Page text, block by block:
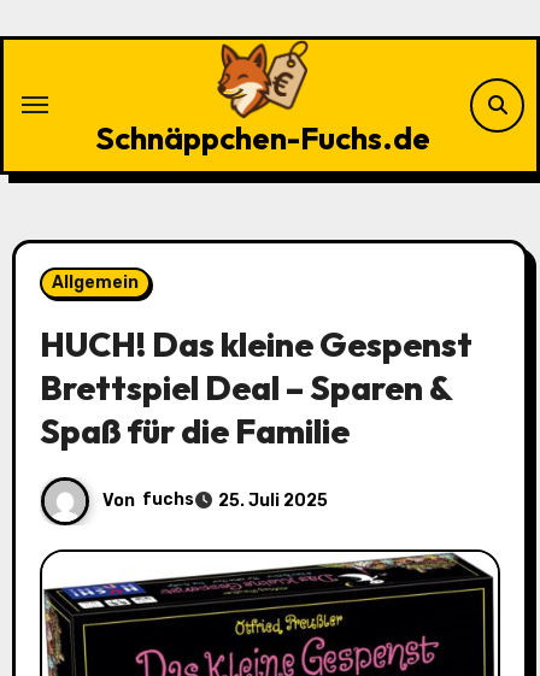
Schnäppchen-Fuchs.de
Allgemein
HUCH! Das kleine Gespenst
Brettspiel Deal – Sparen &
Spaß für die Familie
Von fuchs 25. Juli 2025